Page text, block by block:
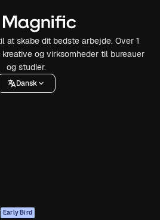
at skabe dit bedste arbejde. Over 1
og virksomheder til bureauer
og studier.
Dansk
Early Bird